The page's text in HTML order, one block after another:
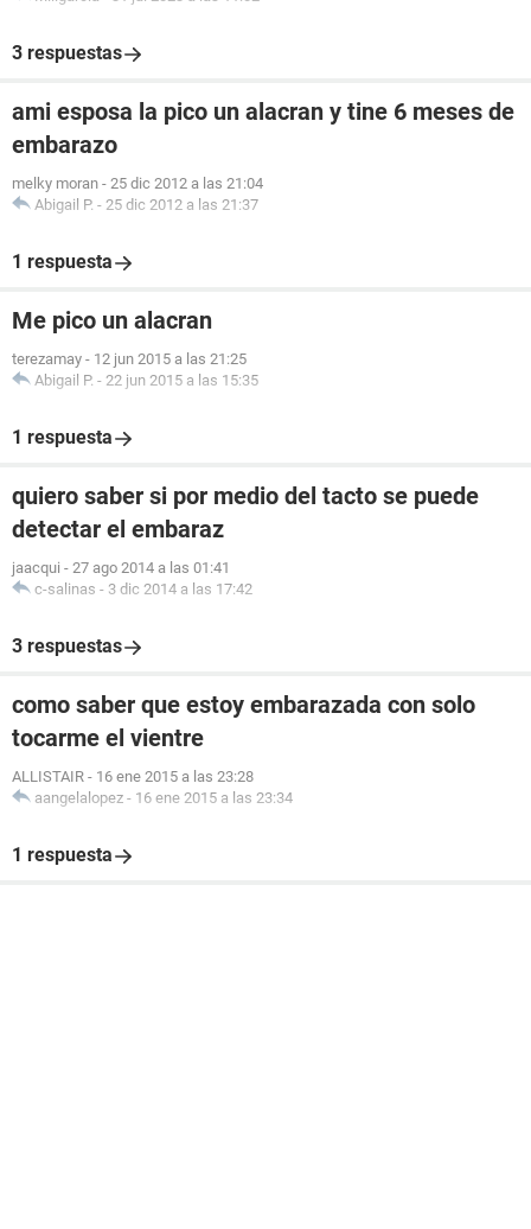
3 respuestas
ami esposa la pico un alacran y tine 6 meses de
embarazo
melky moran - 25 dic 2012 a las 21:04
Abigail P. - 25 dic 2012 a las 21:37
1 respuesta
Me pico un alacran
terezamay - 12 jun 2015 a las 21:25
Abigail P. - 22 jun 2015 a las 15:35
1 respuesta
quiero saber si por medio del tacto se puede
detectar el embaraz
jaacqui - 27 ago 2014 a las 01:41
c-salinas - 3 dic 2014 a las 17:42
3 respuestas
como saber que estoy embarazada con solo
tocarme el vientre
ALLISTAIR - 16 ene 2015 a las 23:28
aangelalopez - 16 ene 2015 a las 23:34
1 respuesta